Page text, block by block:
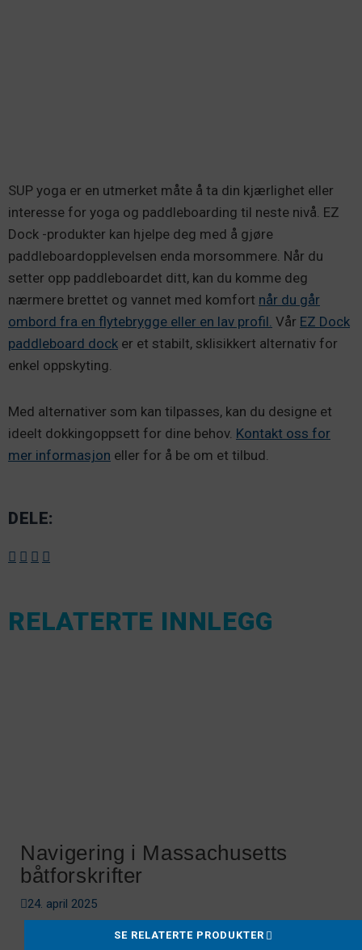
SUP yoga er en utmerket måte å ta din kjærlighet eller
interesse for yoga og paddleboarding til neste nivå. EZ
Dock -produkter kan hjelpe deg med å gjøre
paddleboardopplevelsen enda morsommere. Når du
setter opp paddleboardet ditt, kan du komme deg
nærmere brettet og vannet med komfort når du går
ombord fra en flytebrygge eller en lav profil. Vår EZ Dock
paddleboard dock er et stabilt, sklisikkert alternativ for
enkel oppskyting.
Med alternativer som kan tilpasses, kan du designe et
ideelt dokkingoppsett for dine behov. Kontakt oss for
mer informasjon eller for å be om et tilbud.
DELE:
RELATERTE INNLEGG
Navigering i Massachusetts
båtforskrifter
24. april 2025
SE RELATERTE PRODUKTER